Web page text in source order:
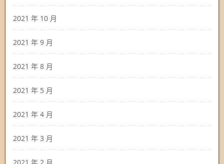
2021 年 10 月
2021 年 9 月
2021 年 8 月
2021 年 5 月
2021 年 4 月
2021 年 3 月